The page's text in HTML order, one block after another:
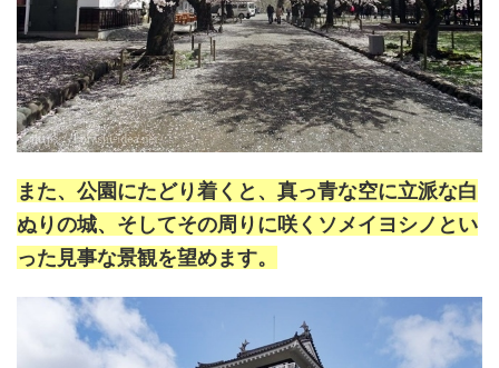
また、公園にたどり着くと、真っ青な空に立派な白
ぬりの城、そしてその周りに咲くソメイヨシノとい
った見事な景観を望めます。